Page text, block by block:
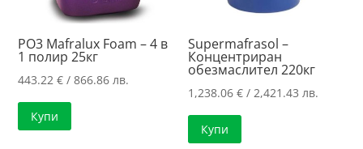
PO3 Mafralux Foam – 4 в
1 полир 25кг
443.22€ / 866.86 лв.
Купи
Supermafrasol –
Концентриран
обезмаслител 220кг
1,238.06€ / 2,421.43 лв.
Купи